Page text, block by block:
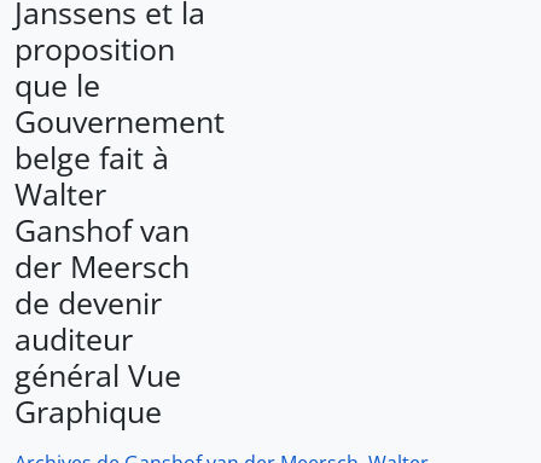
Janssens et la
proposition
que le
Gouvernement
belge fait à
Walter
Ganshof van
der Meersch
de devenir
auditeur
général Vue
Graphique